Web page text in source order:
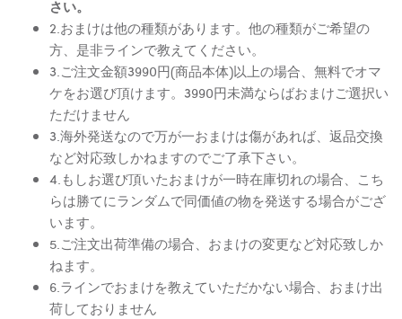
さい。
2.おまけは他の種類があります。他の種類がご希望の
方、是非ラインで教えてください。
3.ご注文金額3990円(商品本体)以上の場合、無料でオマ
ケをお選び頂けます。3990円未満ならばおまけご選択い
ただけません
3.海外発送なので万が一おまけは傷があれば、返品交換
など対応致しかねますのでご了承下さい。
4.もしお選び頂いたおまけが一時在庫切れの場合、こち
らは勝てにランダムで同価値の物を発送する場合がござ
います。
5.ご注文出荷準備の場合、おまけの変更など対応致しか
ねます。
6.ラインでおまけを教えていただかない場合、おまけ出
荷しておりません